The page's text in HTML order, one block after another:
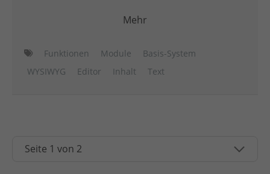
Mehr
Funktionen Module
Basis-System
WYSIWYG
Editor Inhalt Text